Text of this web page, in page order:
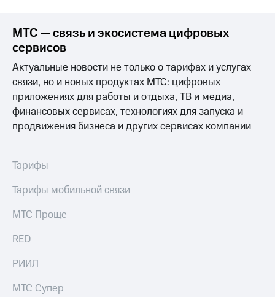
МТС — связь и экосистема цифровых
сервисов
Актуальные новости не только о тарифах и услугах
связи, но и новых продуктах МТС: цифровых
приложениях для работы и отдыха, ТВ и медиа,
финансовых сервисах, технологиях для запуска и
продвижения бизнеса и других сервисах компании
Тарифы
Тарифы мобильной связи
МТС Проще
RED
РИИЛ
МТС Супер